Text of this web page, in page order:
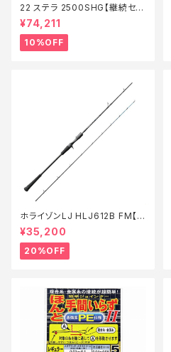
22 ステラ 2500SHG【継続セー
ル_リール】【10】
¥74,211
10%OFF
ホライゾンLJ HLJ612B FM【特
価ロッド】【20】
¥35,200
20%OFF